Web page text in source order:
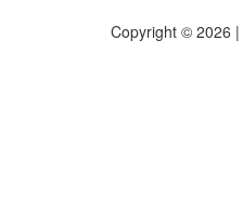
Copyright © 2026 |